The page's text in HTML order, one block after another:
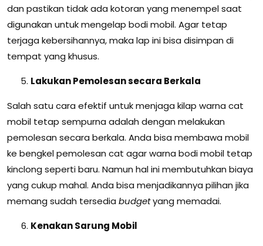
dan pastikan tidak ada kotoran yang menempel saat
digunakan untuk mengelap bodi mobil. Agar tetap
terjaga kebersihannya, maka lap ini bisa disimpan di
tempat yang khusus.
Lakukan Pemolesan secara Berkala
Salah satu cara efektif untuk menjaga kilap warna cat
mobil tetap sempurna adalah dengan melakukan
pemolesan secara berkala. Anda bisa membawa mobil
ke bengkel pemolesan cat agar warna bodi mobil tetap
kinclong seperti baru. Namun hal ini membutuhkan biaya
yang cukup mahal. Anda bisa menjadikannya pilihan jika
memang sudah tersedia budgetyang memadai.
Kenakan Sarung Mobil